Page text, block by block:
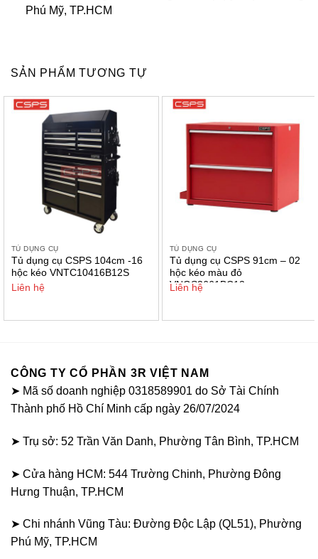
Phú Mỹ, TP.HCM
SẢN PHẨM TƯƠNG TỰ
TỦ DỤNG CỤ
Tủ dụng cụ CSPS 104cm -16
hộc kéo VNTC10416B12S
Liên hệ
TỦ DỤNG CỤ
Tủ dụng cụ CSPS 91cm – 02
hộc kéo màu đỏ
VNGS3661BC12
Liên hệ
CÔNG TY CỔ PHẦN 3R VIỆT NAM
➤ Mã số doanh nghiệp 0318589901 do Sở Tài Chính
Thành phố Hồ Chí Minh cấp ngày 26/07/2024
➤ Trụ sở: 52 Trần Văn Danh, Phường Tân Bình, TP.HCM
➤ Cửa hàng HCM: 544 Trường Chinh, Phường Đông
Hưng Thuận, TP.HCM
➤ Chi nhánh Vũng Tàu: Đường Độc Lập (QL51), Phường
Phú Mỹ, TP.HCM